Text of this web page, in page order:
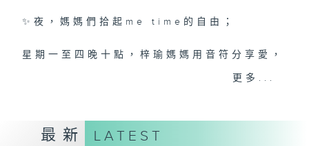
✨夜，媽媽們拾起me time的自由；
星期一至四晚十點，梓瑜媽媽用音符分享愛，
更多...
最新 LATEST